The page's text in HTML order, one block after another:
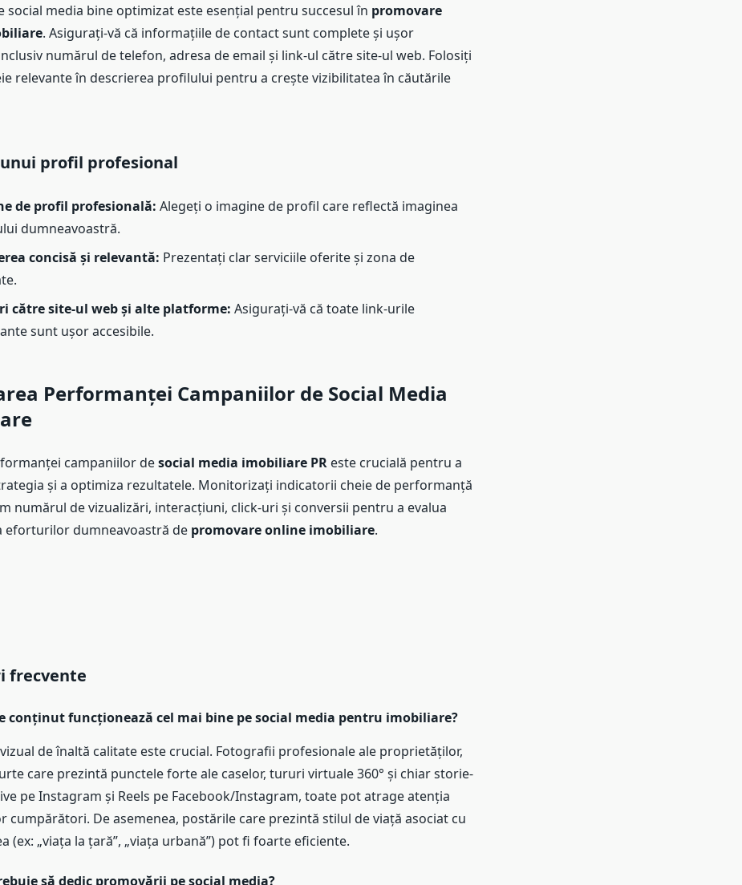
social media bine optimizat este esențial pentru succesul în promovare
. Asigurați-vă că informațiile de contact sunt complete și ușor
numărul de telefon, adresa de email și link-ul către site-ul web. Folosiți
relevante în descrierea profilului pentru a crește vizibilitatea în căutările
profil profesional
de profil profesională: Alegeți o imagine de profil care reflectă imaginea
dumneavoastră.
concisă și relevantă: Prezentați clar serviciile oferite și zona de
către site-ul web și alte platforme: Asigurați-vă că toate link-urile
sunt ușor accesibile.
Performanței Campaniilor de Social Media
campaniilor desocial media imobiliare PReste crucială pentru a
și a optimiza rezultatele. Monitorizați indicatorii cheie de performanță
numărul de vizualizări, interacțiuni, click-uri și conversii pentru a evalua
eforturilor dumneavoastră de promovare online imobiliare.
frecvente
conținut funcționează cel mai bine pe social media pentru imobiliare?
de înaltă calitate este crucial. Fotografii profesionale ale proprietăților,
care prezintă punctele forte ale caselor, tururi virtuale 360° și chiar storie-
pe Instagram și Reels pe Facebook/Instagram, toate pot atrage atenția
cumpărători. De asemenea, postările care prezintă stilul de viață asociat cu
(ex: „viața la țară”, „viața urbană”) pot fi foarte eficiente.
să dedic promovării pe social media?